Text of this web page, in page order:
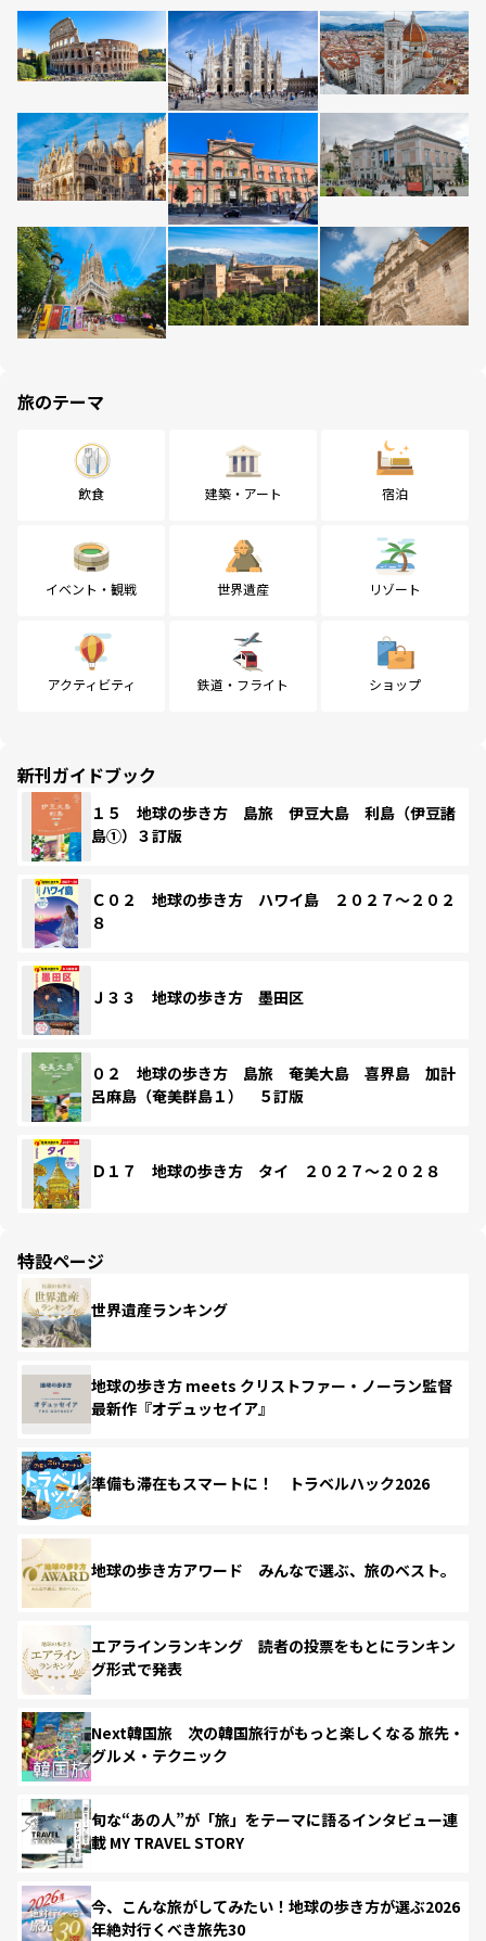
旅のテーマ
飲食 建築・アート 宿泊
イベント・観戦 世界遺産 リゾート
アクティビティ 鉄道・フライト ショップ
新刊ガイドブック
１５ 地球の歩き方 島旅 伊豆大島 利島（伊豆諸
島①）３訂版
Ｃ０２ 地球の歩き方 ハワイ島 ２０２７～２０２
８
Ｊ３３ 地球の歩き方 墨田区
０２ 地球の歩き方 島旅 奄美大島 喜界島 加計
呂麻島（奄美群島１） ５訂版
Ｄ１７ 地球の歩き方 タイ ２０２７～２０２８
特設ページ
世界遺産ランキング
地球の歩き方 meets クリストファー・ノーラン監督
最新作『オデュッセイア』
準備も滞在もスマートに！ トラベルハック2026
地球の歩き方アワード みんなで選ぶ、旅のベスト。
エアラインランキング 読者の投票をもとにランキン
グ形式で発表
Next韓国旅 次の韓国旅行がもっと楽しくなる 旅先・
グルメ・テクニック
旬な“あの人”が「旅」をテーマに語るインタビュー連
載 MY TRAVEL STORY
今、こんな旅がしてみたい！地球の歩き方が選ぶ2026
年絶対行くべき旅先30